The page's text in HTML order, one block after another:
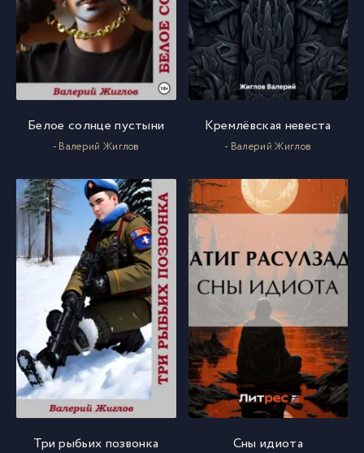
Белое солнце пустыни
- Валерий Жиглов
Кремлёвская невеста
- Валерий Жиглов
Три рыбьих позвонка Сны идиота